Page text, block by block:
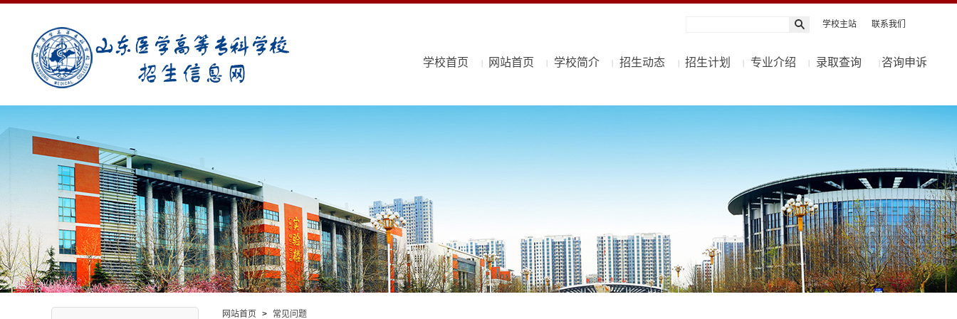
学校主站 联系我们
学校首页 网站首页 学校简介 招生动态 招生计划 专业介绍 录取查询 咨询申诉
网站首页 > 常见问题